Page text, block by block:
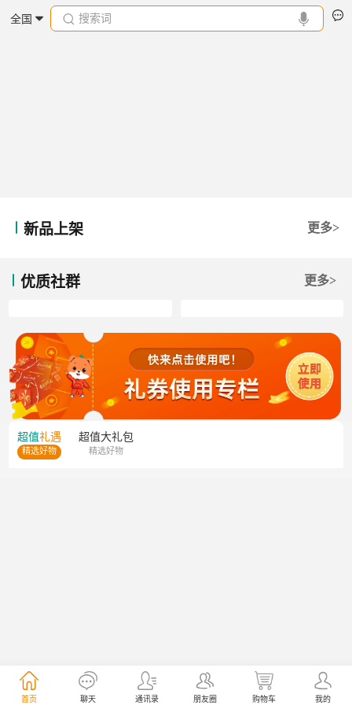
全国 搜索词
新品上架 更多>
优质社群 更多>
超值礼遇
精选好物
超值大礼包
精选好物
首页 聊天 通讯录 朋友圈 购物车 我的